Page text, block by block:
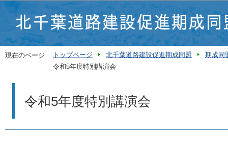
現在のページ トップページ 北千葉道路建設促進期成同盟
期成同
令和5年度特別講演会
令和5年度特別講演会